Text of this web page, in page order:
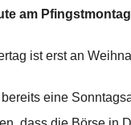
am
ist erst an
eine